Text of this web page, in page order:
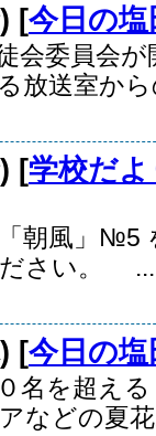
[今日の塩
会委員会が
放送室か
[学校だ
朝風」№5
ださい。 ...
[今日の塩
名を超える
などの夏